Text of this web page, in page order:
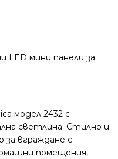
LED мини панели за
модел 2432 с
светлина. Стилно и
вграждане с
помещения,